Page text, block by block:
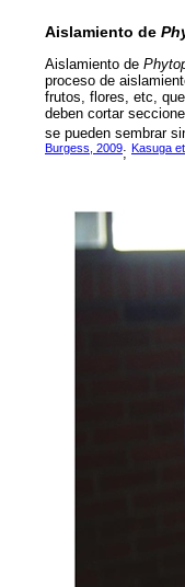
Aislamiento de
Aislamiento de
proceso de
frutos, flores, etc,
deben cortar
se pueden sembrar
Burgess, 2009; Kasuga